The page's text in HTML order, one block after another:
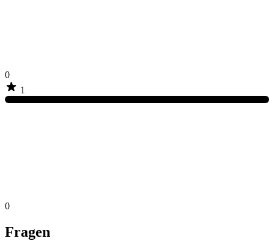
0
1
0
Fragen